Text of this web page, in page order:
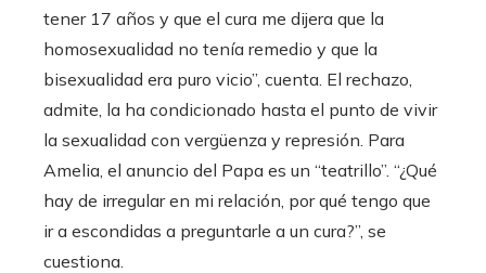
tener 17 años y que el cura me dijera que la
homosexualidad no tenía remedio y que la
bisexualidad era puro vicio”, cuenta. El rechazo,
admite, la ha condicionado hasta el punto de vivir
la sexualidad con vergüenza y represión. Para
Amelia, el anuncio del Papa es un “teatrillo”. “¿Qué
hay de irregular en mi relación, por qué tengo que
ir a escondidas a preguntarle a un cura?”, se
cuestiona.